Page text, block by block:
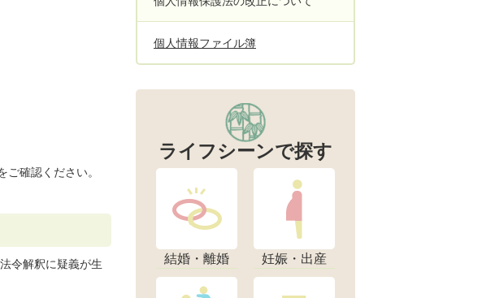
確認ください。
令解釈に疑義が生
個人情報ファイル簿
ライフシーンで探す
結婚・離婚 妊娠・出産